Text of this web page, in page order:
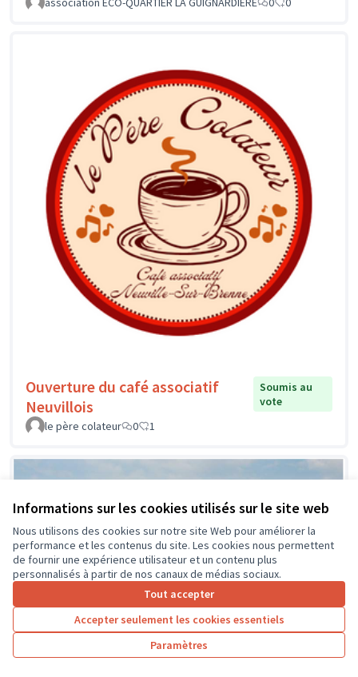
Informations sur les cookies utilisés sur le site web
Nous utilisons des cookies sur notre site Web pour améliorer la
performance et les contenus du site. Les cookies nous permettent
de fournir une expérience utilisateur et un contenu plus
personnalisés à partir de nos canaux de médias sociaux.
Tout accepter
Accepter seulement les cookies essentiels
Paramètres
Ouverture du café associatif
Neuvillois
Soumis au
vote
le père colateur
0 1